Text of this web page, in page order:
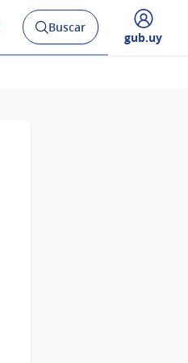
Abrir
buscador
Buscar
Desplegar
gub.uy